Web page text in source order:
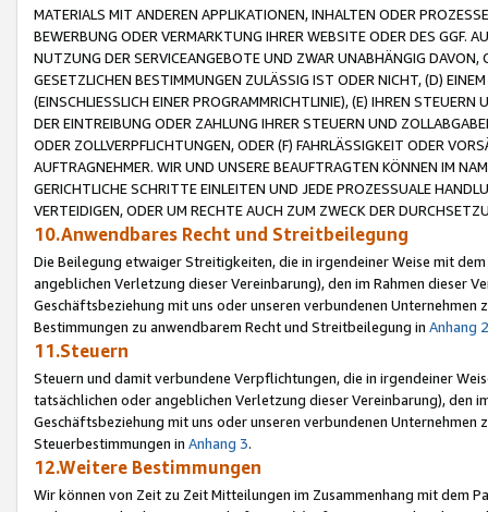
MATERIALS MIT ANDEREN APPLIKATIONEN, INHALTEN ODER
BEWERBUNG ODER VERMARKTUNG IHRER WEBSITE ODER DES GGF.
NUTZUNG DER SERVICEANGEBOTE UND ZWAR UNABHÄNGIG
GESETZLICHEN BESTIMMUNGEN ZULÄSSIG IST ODER NICHT, (D)
(EINSCHLIESSLICH EINER PROGRAMMRICHTLINIE), (E) IHREN
DER EINTREIBUNG ODER ZAHLUNG IHRER STEUERN UND
ODER ZOLLVERPFLICHTUNGEN, ODER (F) FAHRLÄSSIGKEIT ODER
AUFTRAGNEHMER. WIR UND UNSERE BEAUFTRAGTEN KÖNNEN IM
GERICHTLICHE SCHRITTE EINLEITEN UND JEDE PROZESSUALE
VERTEIDIGEN, ODER UM RECHTE AUCH ZUM ZWECK DER
10.Anwendbares Recht und Streitbeilegung
Die Beilegung etwaiger Streitigkeiten, die in irgendeiner Weise mit
angeblichen Verletzung dieser Vereinbarung), den im Rahmen dieser
Geschäftsbeziehung mit uns oder unseren verbundenen
Bestimmungen zu anwendbarem Recht und Streitbeilegung in Anhang 2
11.Steuern
Steuern und damit verbundene Verpflichtungen, die in irgendeiner
tatsächlichen oder angeblichen Verletzung dieser Vereinbarung), den
Geschäftsbeziehung mit uns oder unseren verbundenen
Steuerbestimmungen in Anhang 3.
12.Weitere Bestimmungen
Wir können von Zeit zu Zeit Mitteilungen im Zusammenhang mit dem